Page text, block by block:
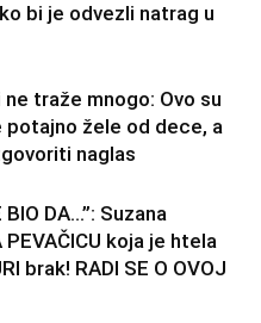
bi je odvezli natrag u
traže mnogo: Ovo su
žele od dece, a
naglas
DA…”: Suzana
PEVAČICU koja je htela
brak! RADI SE O OVOJ